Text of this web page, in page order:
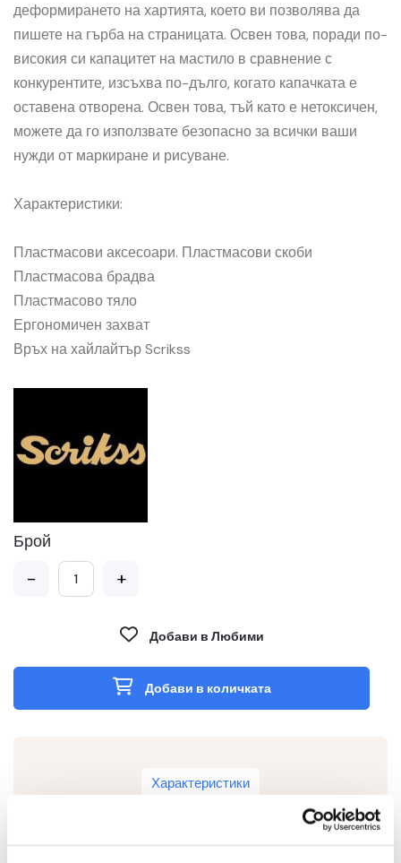
деформирането на хартията, което ви позволява да
пишете на гърба на страницата. Освен това, поради по-
високия си капацитет на мастило в сравнение с
конкурентите, изсъхва по-дълго, когато капачката е
оставена отворена. Освен това, тъй като е нетоксичен,
можете да го използвате безопасно за всички ваши
нужди от маркиране и рисуване.
Характеристики:
Пластмасови аксесоари. Пластмасови скоби
Пластмасова брадва
Пластмасово тяло
Ергономичен захват
Връх на хайлайтър Scrikss
Брой
- +
Добави в Любими
Добави в количката
Характеристики